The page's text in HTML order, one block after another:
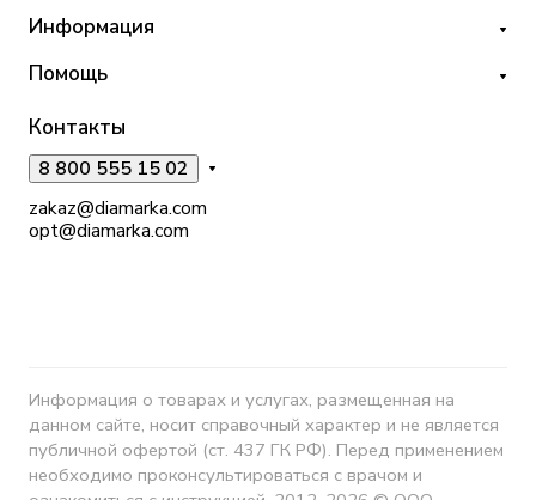
Информация
Помощь
Контакты
8 800 555 15 02
zakaz@diamarka.com
opt@diamarka.com
Информация о товарах и услугах, размещенная на
данном сайте, носит справочный характер и не является
публичной офертой (ст. 437 ГК РФ). Перед применением
необходимо проконсультироваться с врачом и